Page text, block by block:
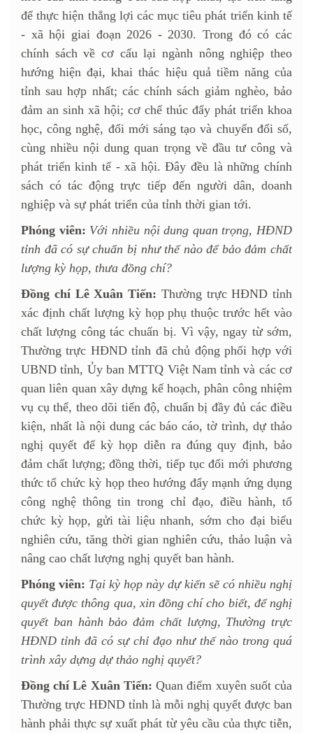
để thực hiện thắng lợi các mục tiêu phát triển kinh tế
- xã hội giai đoạn 2026 - 2030. Trong đó có các
chính sách về cơ cấu lại ngành nông nghiệp theo
hướng hiện đại, khai thác hiệu quả tiềm năng của
tỉnh sau hợp nhất; các chính sách giảm nghèo, bảo
đảm an sinh xã hội; cơ chế thúc đẩy phát triển khoa
học, công nghệ, đổi mới sáng tạo và chuyển đổi số,
cùng nhiều nội dung quan trọng về đầu tư công và
phát triển kinh tế - xã hội. Đây đều là những chính
sách có tác động trực tiếp đến người dân, doanh
nghiệp và sự phát triển của tỉnh thời gian tới.
Phóng viên: Với nhiều nội dung quan trọng, HĐND
tỉnh đã có sự chuẩn bị như thế nào để bảo đảm chất
lượng kỳ họp, thưa đồng chí?
Đồng chí Lê Xuân Tiến: Thường trực HĐND tỉnh
xác định chất lượng kỳ họp phụ thuộc trước hết vào
chất lượng công tác chuẩn bị. Vì vậy, ngay từ sớm,
Thường trực HĐND tỉnh đã chủ động phối hợp với
UBND tỉnh, Ủy ban MTTQ Việt Nam tỉnh và các cơ
quan liên quan xây dựng kế hoạch, phân công nhiệm
vụ cụ thể, theo dõi tiến độ, chuẩn bị đầy đủ các điều
kiện, nhất là nội dung các báo cáo, tờ trình, dự thảo
nghị quyết để kỳ họp diễn ra đúng quy định, bảo
đảm chất lượng; đồng thời, tiếp tục đổi mới phương
thức tổ chức kỳ họp theo hướng đẩy mạnh ứng dụng
công nghệ thông tin trong chỉ đạo, điều hành, tổ
chức kỳ họp, gửi tài liệu nhanh, sớm cho đại biểu
nghiên cứu, tăng thời gian nghiên cứu, thảo luận và
nâng cao chất lượng nghị quyết ban hành.
Phóng viên: Tại kỳ họp này dự kiến sẽ có nhiều nghị
quyết được thông qua, xin đồng chí cho biết, để nghị
quyết ban hành bảo đảm chất lượng, Thường trực
HĐND tỉnh đã có sự chỉ đạo như thế nào trong quá
trình xây dựng dự thảo nghị quyết?
Đồng chí Lê Xuân Tiến:Quan điểm xuyên suốt của
Thường trực HĐND tỉnh là mỗi nghị quyết được ban
hành phải thực sự xuất phát từ yêu cầu của thực tiễn,